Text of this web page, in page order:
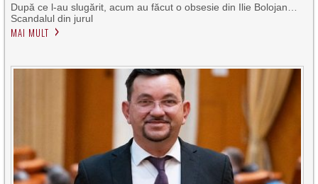
După ce l-au slugărit, acum au făcut o obsesie din Ilie Bolojan…
Scandalul din jurul
MAI MULT